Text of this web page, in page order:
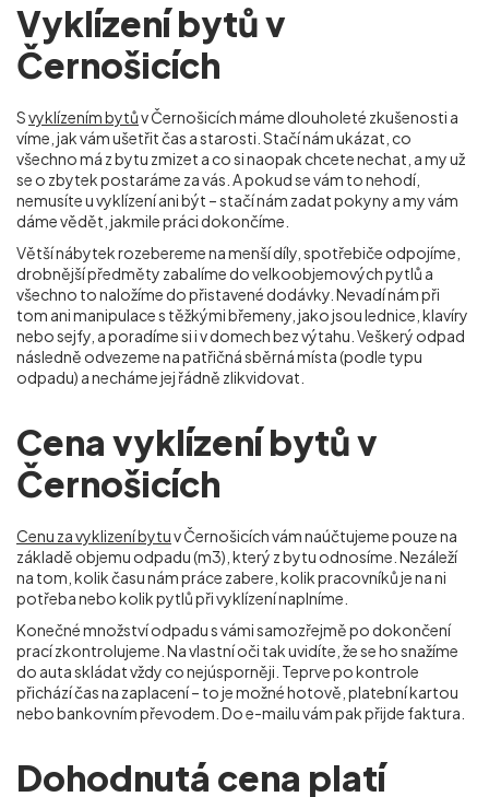
Vyklízení bytů v
Černošicích
Svyklízením bytův Černošicích máme dlouholeté zkušenosti a
víme, jak vám ušetřit čas a starosti. Stačí nám ukázat, co
všechno má z bytu zmizet a co si naopak chcete nechat, a my už
se o zbytek postaráme za vás. A pokud se vám to nehodí,
nemusíte u vyklízení ani být – stačí nám zadat pokyny a my vám
dáme vědět, jakmile práci dokončíme.
Větší nábytek rozebereme na menší díly, spotřebiče odpojíme,
drobnější předměty zabalíme do velkoobjemových pytlů a
všechno to naložíme do přistavené dodávky. Nevadí nám při
tom ani manipulace s těžkými břemeny, jako jsou lednice, klavíry
nebo sejfy, a poradíme si i v domech bez výtahu. Veškerý odpad
následně odvezeme na patřičná sběrná místa (podle typu
odpadu) a necháme jej řádně zlikvidovat.
Cena vyklízení bytů v
Černošicích
Cenu za vyklizení bytuv Černošicích vám naúčtujeme pouze na
základě objemu odpadu (m3), který z bytu odnosíme. Nezáleží
na tom, kolik času nám práce zabere, kolik pracovníků je na ni
potřeba nebo kolik pytlů při vyklízení naplníme.
Konečné množství odpadu s vámi samozřejmě po dokončení
prací zkontrolujeme. Na vlastní oči tak uvidíte, že se ho snažíme
do auta skládat vždy co nejúsporněji. Teprve po kontrole
přichází čas na zaplacení – to je možné hotově, platební kartou
nebo bankovním převodem. Do e-mailu vám pak přijde faktura.
Dohodnutá cena platí